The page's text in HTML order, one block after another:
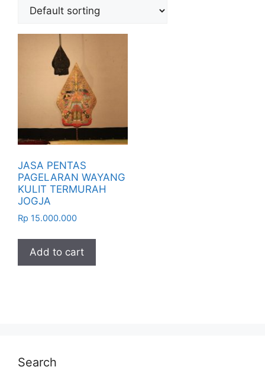
JASA PENTAS
PAGELARAN WAYANG
KULIT TERMURAH
JOGJA
Rp 15.000.000
Add to cart
Search